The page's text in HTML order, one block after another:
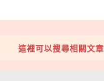
這裡可以搜尋相關文章